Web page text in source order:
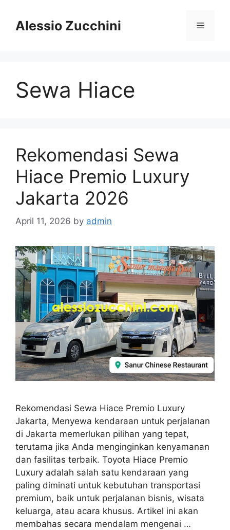
contentAlessio Zucchini Menu
Sewa Hiace
Rekomendasi Sewa
Hiace Premio Luxury
Jakarta 2026
April 11, 2026 by admin
Rekomendasi Sewa Hiace Premio Luxury
Jakarta, Menyewa kendaraan untuk perjalanan
di Jakarta memerlukan pilihan yang tepat,
terutama jika Anda menginginkan kenyamanan
dan fasilitas terbaik. Toyota Hiace Premio
Luxury adalah salah satu kendaraan yang
paling diminati untuk kebutuhan transportasi
premium, baik untuk perjalanan bisnis, wisata
keluarga, atau acara khusus. Artikel ini akan
membahas secara mendalam mengenai …